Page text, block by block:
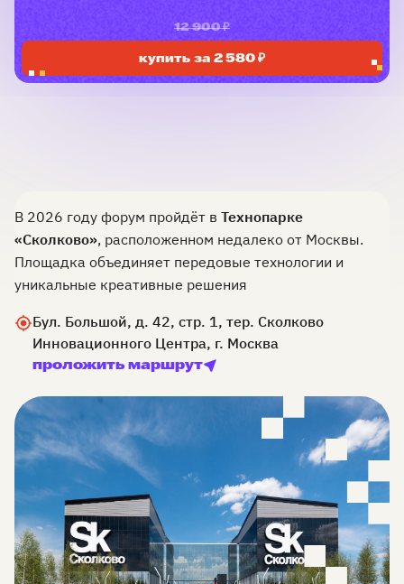
12 900 ₽
купить за 2 580 ₽
В 2026 году форум пройдёт в Технопарке
«Сколково», расположенном недалеко от Москвы.
Площадка объединяет передовые технологии и
уникальные креативные решения
Бул. Большой, д. 42, стр. 1, тер. Сколково
Инновационного Центра, г. Москва
проложить маршрут